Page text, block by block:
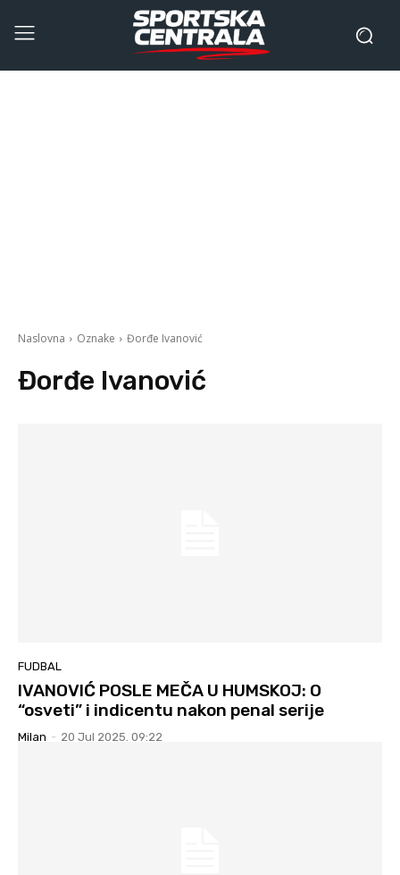
Naslovna Oznake Đorđe Ivanović
Đorđe Ivanović
FUDBAL
IVANOVIĆ POSLE MEČA U HUMSKOJ: O
“osveti” i indicentu nakon penal serije
Milan - 20 Jul 2025. 09:22